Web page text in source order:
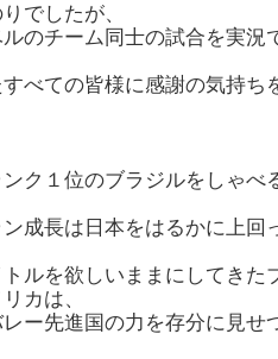
でしたが、
のチーム同士の試合を実況
べての皆様に感謝の気持ち
ク１位のブラジルをしゃべ
成長は日本をはるかに上回
ルを欲しいままにしてきた
カは、
ー先進国の力を存分に見せ